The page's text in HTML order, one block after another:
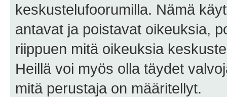
keskustelufoorumilla. Nämä
antavat ja poistavat oikeuksia,
riippuen mitä oikeuksia
Heillä voi myös olla täydet
mitä perustaja on määritellyt.